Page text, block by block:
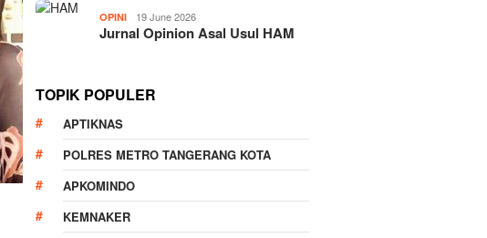
OPINI 19 June 2026
Jurnal Opinion Asal Usul HAM
TOPIK POPULER
APTIKNAS
POLRES METRO TANGERANG KOTA
APKOMINDO
KEMNAKER